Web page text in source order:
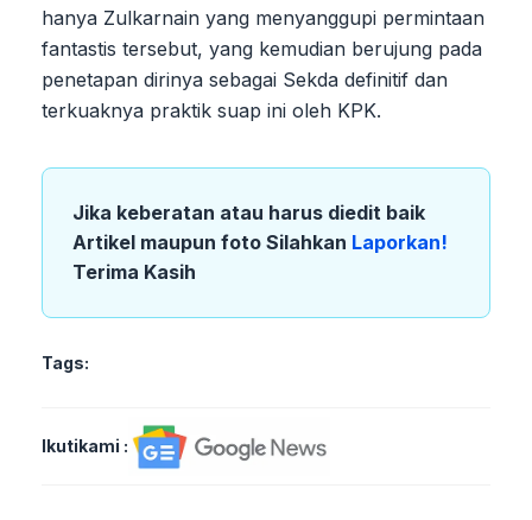
hanya Zulkarnain yang menyanggupi permintaan
fantastis tersebut, yang kemudian berujung pada
penetapan dirinya sebagai Sekda definitif dan
terkuaknya praktik suap ini oleh KPK.
Jika keberatan atau harus diedit baik
Artikel maupun foto Silahkan Laporkan!
Terima Kasih
Tags:
Ikutikami :